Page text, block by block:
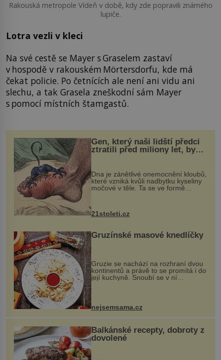
Rakouská metropole Vídeň v době, kdy zde popravili známého
lupiče.
Lotra vezli v kleci
Na své cestě se Mayer s Graselem zastaví
v hospodě v rakouském Mörtersdorfu, kde má
čekat policie. Po četnících ale není ani vidu ani
slechu, a tak Grasela zneškodní sám Mayer
s pomocí místních štamgastů.
Gen, který naši lidští předci
ztratili před miliony let, by
mohl pomoci s léčbou
„nemoci králů“
Dna je zánětlivé onemocnění kloubů,
které vzniká kvůli nadbytku kyseliny
močové v těle. Ta se ve formě
nohou, a způsobuje bole...
21stoleti.cz
Gruzínské masové knedlíčky
Gruzie se nachází na rozhraní dvou
kontinentů a právě to se promítá i do
její kuchyně. Snoubí se v ní
evropské a asijské chutě a díky tomu
pokrmy, které rozhodně st...
nejsemsama.cz
Balkánské recepty, dobroty z
dovolené